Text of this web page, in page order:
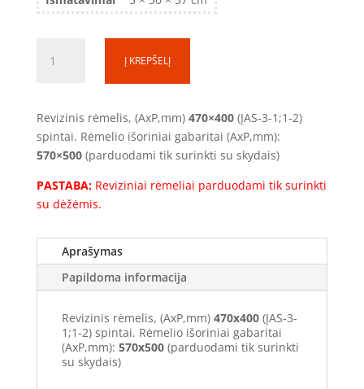
kiekis:
sienoje
(RR-
3-
1;1-
Į KREPŠELĮ
Revizinis rėmelis, (AxP,mm) 470×400(ĮAS-3-1;1-2)
spintai. Rėmelio išoriniai gabaritai (AxP,mm):
570×500(parduodami tik surinkti su skydais)
PASTABA:Reviziniai rėmeliai parduodami tik surinkti
su dėžėmis.
Aprašymas
Papildoma informacija
Revizinis rėmelis, (AxP,mm) 470x400(ĮAS-3-
1;1-2) spintai. Rėmelio išoriniai gabaritai
(AxP,mm): 570x500(parduodami tik surinkti
su skydais)